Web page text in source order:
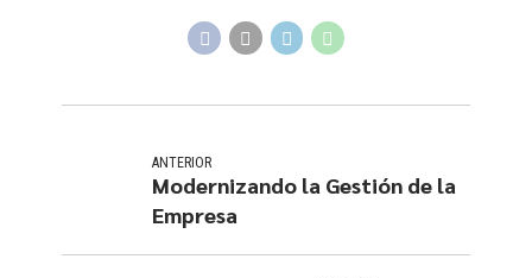
ANTERIOR
Modernizando la Gestión de la
Empresa